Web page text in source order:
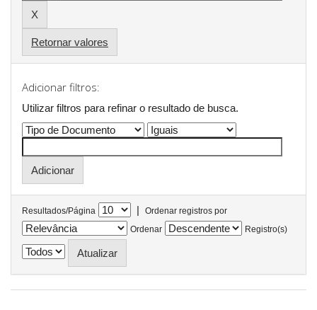
Retornar valores
Adicionar filtros:
Utilizar filtros para refinar o resultado de busca.
Resultados/Página |
Ordenar registros por
Ordenar
Registro(s)